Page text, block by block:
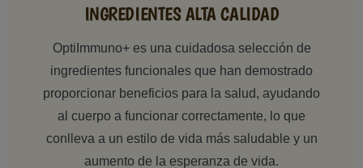
INGREDIENTES ALTA CALIDAD
OptiImmuno+ es una cuidadosa selección de
ingredientes funcionales que han demostrado
proporcionar beneficios para la salud, ayudando
al cuerpo a funcionar correctamente, lo que
conlleva a un estilo de vida más saludable y un
aumento de la esperanza de vida.